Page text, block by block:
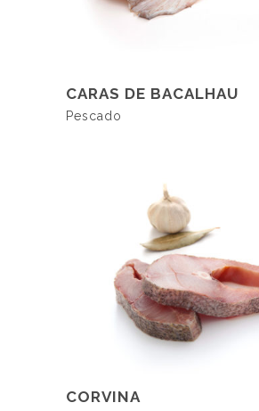
LER MAIS
CARAS DE BACALHAU
Pescado
CORVINA